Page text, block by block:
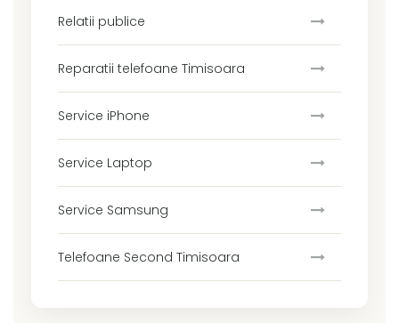
Relatii publice
Reparatii telefoane Timisoara
Service iPhone
Service Laptop
Service Samsung
Telefoane Second Timisoara